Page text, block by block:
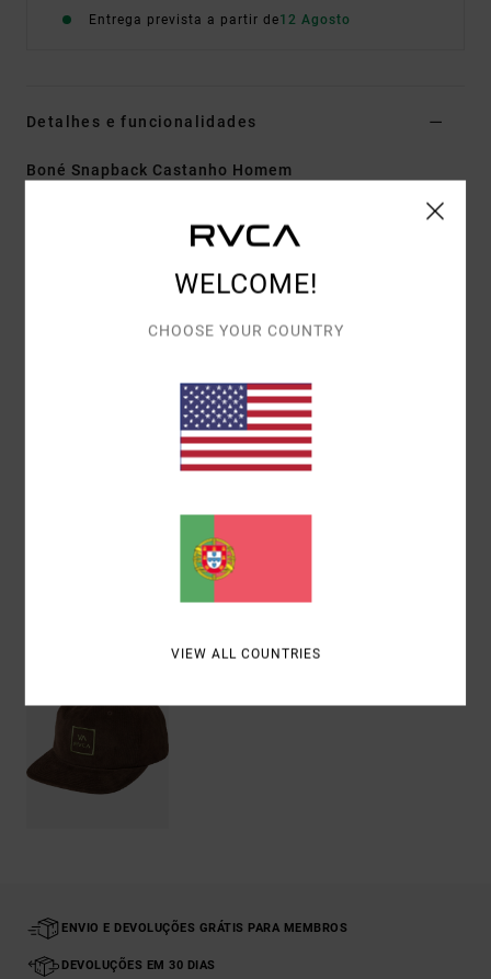
Entrega prevista a partir de12 Agosto
Detalhes e funcionalidades
Boné Snapback Castanho Homem
Seis painéis de corte médio com estrutura leve
Bordado RVCA VA no painel frontal
100% algodão
ENVIO E DEVOLUÇÕES GRÁTIS PARA MEMBROS
DEVOLUÇÕES EM 30 DIAS
WELCOME!
CHOOSE YOUR COUNTRY
VIEW ALL COUNTRIES